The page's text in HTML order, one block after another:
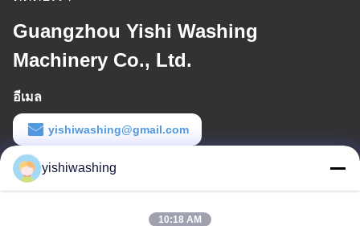
Guangzhou Yishi Washing
Machinery Co., Ltd.
อีเมล
yishiwashing@gmail.com
เวลาทํางาน
9:00-18:00
yishiwashing
10:18 AM